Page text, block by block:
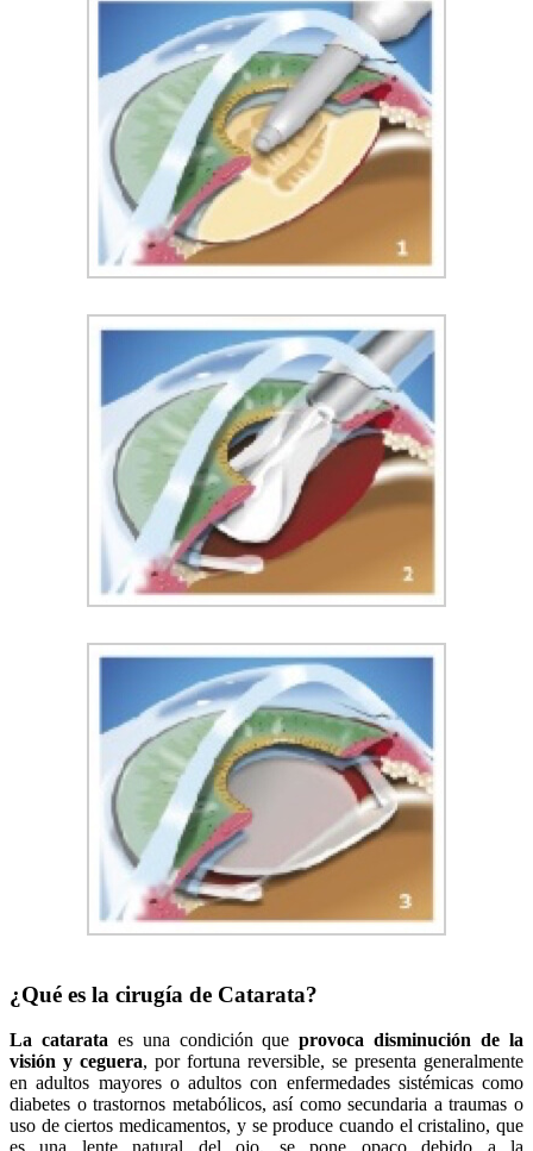
¿Qué es la cirugía de Catarata?
La catarata es una condición queprovoca disminución de la
visión y ceguera, por fortuna reversible, se presenta generalmente
en adultos mayores o adultos con enfermedades sistémicas como
diabetes o trastornos metabólicos, así como secundaria a traumas o
uso de ciertos medicamentos, y se produce cuando el cristalino, que